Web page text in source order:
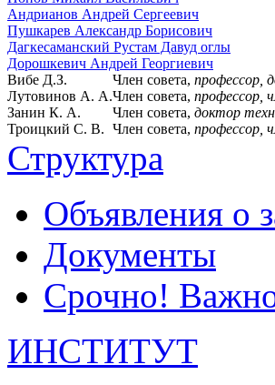
Андрианов Андрей Сергеевич
Пушкарев Александр Борисович
Дагкесаманский Рустам Давуд оглы
Дорошкевич Андрей Георгиевич
Вибе Д.З.
Член совета, профессор,
Лутовинов А. А.Член совета, профессор,
Занин К. А.
Член совета, доктор
Троицкий С. В. Член совета, профессор,
Структура
Объявления о
Документы
Срочно!
ИНСТИТУТ